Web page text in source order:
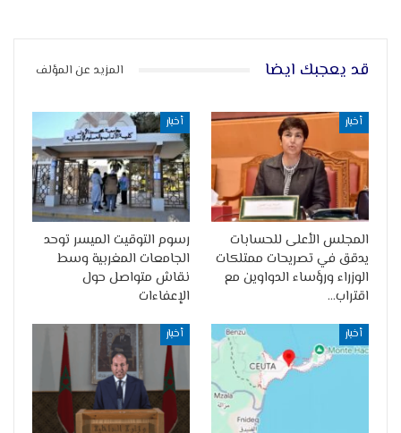
قد يعجبك ايضا المزيد عن المؤلف
أخبار
المجلس الأعلى للحسابات
يدقق في تصريحات ممتلكات
الوزراء ورؤساء الدواوين مع
اقتراب…
أخبار
رسوم التوقيت الميسر توحد
الجامعات المغربية وسط
نقاش متواصل حول
الإعفاءات
أخبار أخبار